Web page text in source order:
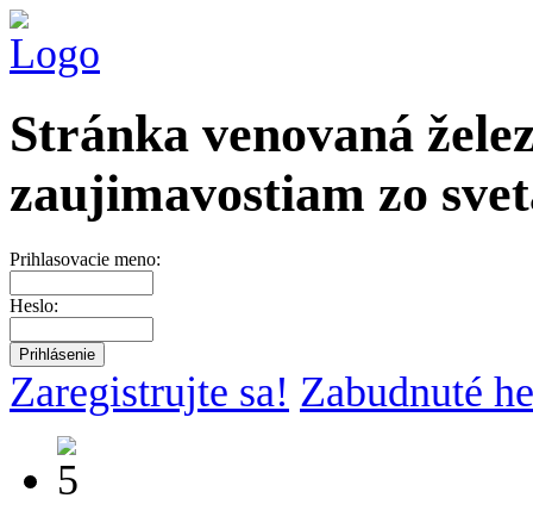
Stránka venovaná
zaujimavostiam zo
Prihlasovacie meno:
Heslo:
Zaregistrujte sa! Zabudnuté